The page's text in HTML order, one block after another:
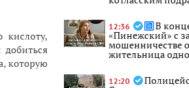
кислоту,
которую
12:36 В
«Пинежский» с
мошенничестве
жительница
12:20